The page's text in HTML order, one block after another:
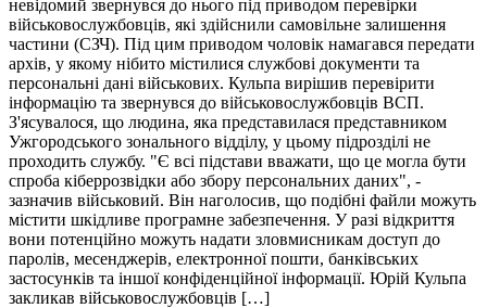
невідомий звернувся до нього під приводом перевірки
військовослужбовців, які здійснили самовільне залишення
частини (СЗЧ). Під цим приводом чоловік намагався передати
архів, у якому нібито містилися службові документи та
персональні дані військових. Кульпа вирішив перевірити
інформацію та звернувся до військовослужбовців ВСП.
З'ясувалося, що людина, яка представилася представником
Ужгородського зонального відділу, у цьому підрозділі не
проходить службу. "Є всі підстави вважати, що це могла бути
спроба кіберрозвідки або збору персональних даних", -
зазначив військовий. Він наголосив, що подібні файли можуть
містити шкідливе програмне забезпечення. У разі відкриття
вони потенційно можуть надати зловмисникам доступ до
паролів, месенджерів, електронної пошти, банківських
застосунків та іншої конфіденційної інформації. Юрій Кульпа
закликав військовослужбовців […]